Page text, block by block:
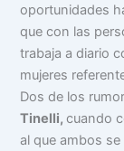
oportunidades
que con las
trabaja a diario
mujeres
Dos de los
Tinelli, cuando
al que ambos